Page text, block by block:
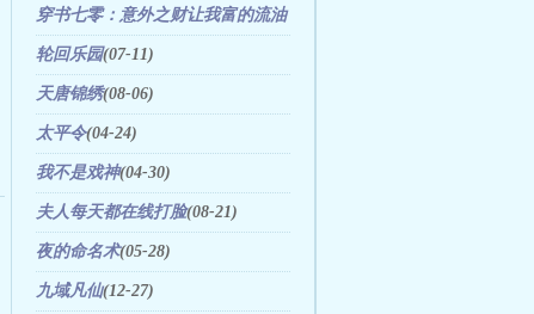
05)
穿书七零：意外之财让我富的流油
(06-04)
轮回乐园(07-11)
天唐锦绣(08-06)
太平令(04-24)
我不是戏神(04-30)
夫人每天都在线打脸(08-21)
夜的命名术(05-28)
九域凡仙(12-27)